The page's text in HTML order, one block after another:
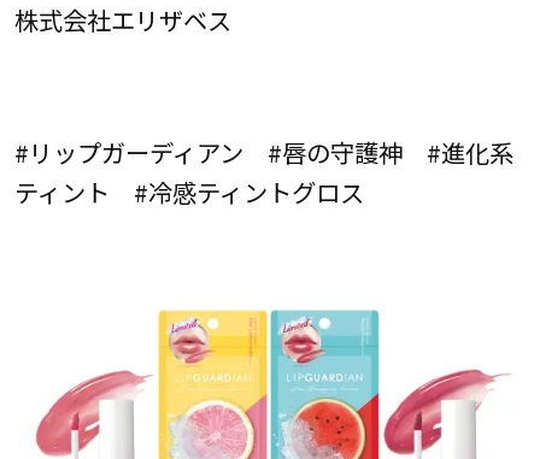
株式会社エリザベス
#リップガーディアン #唇の守護神 #進化系
ティント #冷感ティントグロス